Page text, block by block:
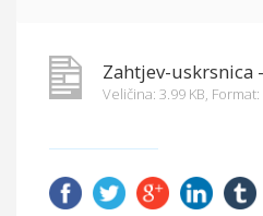
Zahtjev-uskrsnica
Veličina: 3.99 KB,